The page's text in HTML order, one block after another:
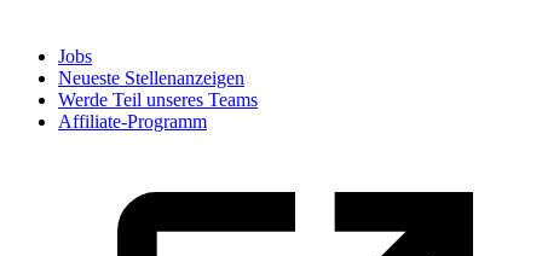
Jobs
Neueste Stellenanzeigen
Werde Teil unseres Teams
Affiliate-Programm